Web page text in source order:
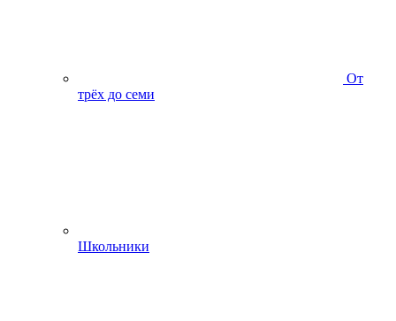
От
трёх до семи
Школьники